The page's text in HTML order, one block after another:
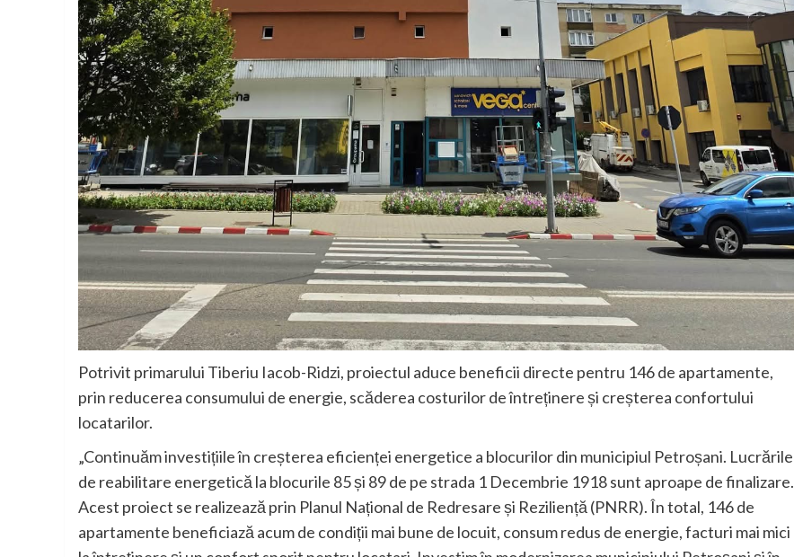
Potrivit primarului Tiberiu Iacob-Ridzi, proiectul aduce beneficii directe pentru 146 de apartamente,
prin reducerea consumului de energie, scăderea costurilor de întreținere și creșterea confortului
locatarilor.
„Continuăm investițiile în creșterea eficienței energetice a blocurilor din municipiul Petroșani. Lucrările
de reabilitare energetică la blocurile 85 și 89 de pe strada 1 Decembrie 1918 sunt aproape de finalizare.
Acest proiect se realizează prin Planul Național de Redresare și Reziliență (PNRR). În total, 146 de
apartamente beneficiază acum de condiții mai bune de locuit, consum redus de energie, facturi mai mici